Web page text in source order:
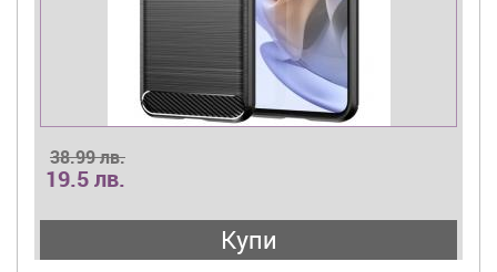
38.99 лв.
19.5 лв.
Купи